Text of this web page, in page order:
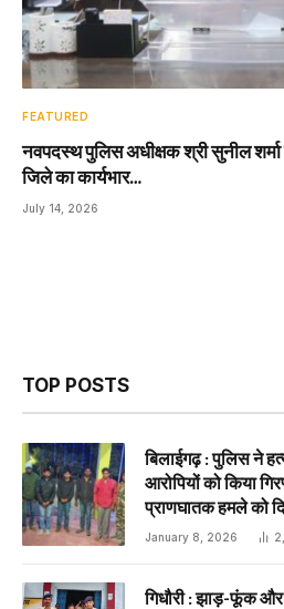
FEATURED
नवपदस्थ पुलिस अधीक्षक श्री सुनील
जिले का कार्यभार…
July 14, 2026
TOP POSTS
बिलाईगढ़ : पुलिस ने
आरोपियों को किया
प्राणघातक हमले को
January 8, 2026
गिधौरी : झाड़-फूंक और